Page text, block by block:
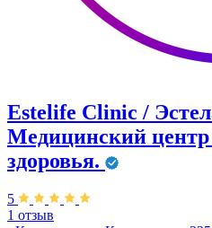
Estelife Clinic /
Медицинский
здоровья.
5
1 отзыв